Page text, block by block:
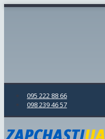
095 222 88 66
098 239 46 57